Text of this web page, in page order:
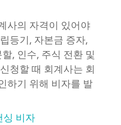
사의 자격이 있어야
등기, 자본금 증자,
, 인수, 주식 전환 및
청할 때 회계사는 회
하기 위해 비자를 발
싱 비자